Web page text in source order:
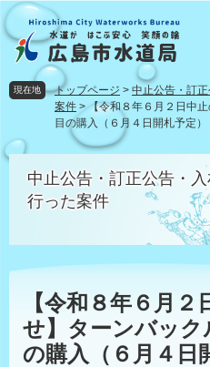
ペ
ー
先
す
。
メ
ニ
を
し
て
現在地 トップページ > 中止公告・訂
案件 > 【令和８年６月２日中
目の購入（６月４日開札予定）
中止公告・訂正公告・
行った案件
本
【令和８年６月
せ】ターンバック
の購入（６月４日